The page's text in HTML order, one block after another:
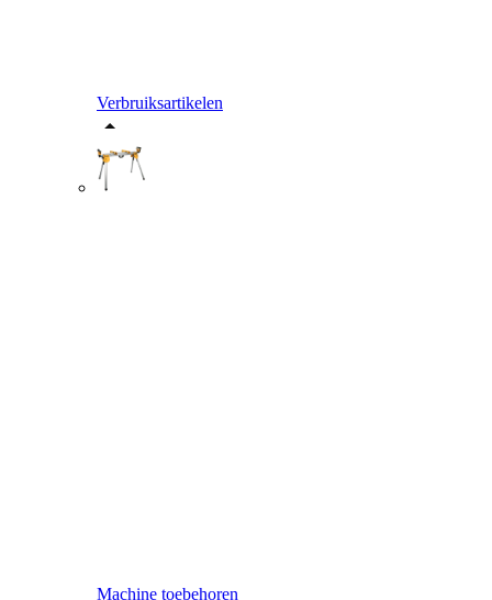
Verbruiksartikelen
Machine toebehoren